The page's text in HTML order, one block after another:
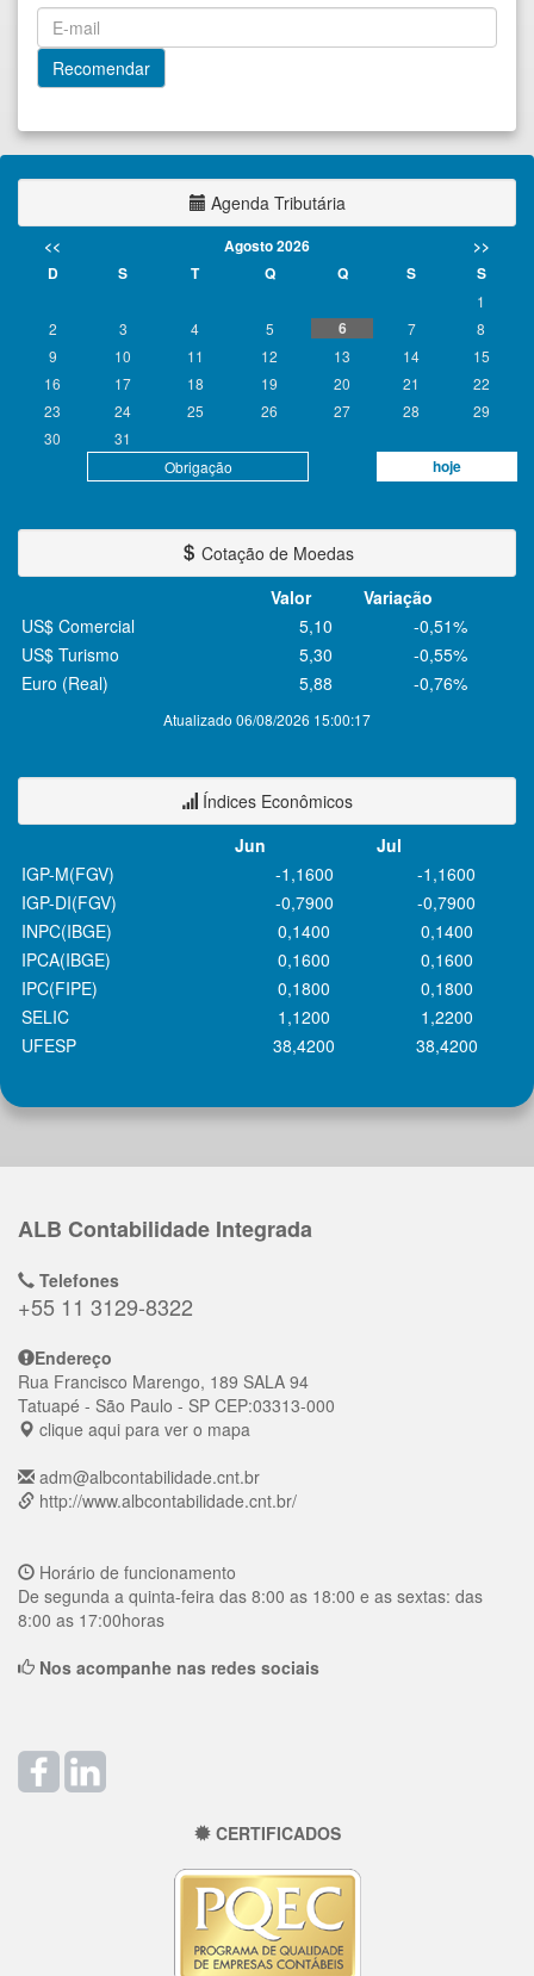
Agenda Tributária
<< Agosto 2026
>>
D
S T Q Q S S
Obrigação hoje
1
2
3 4 5 6 7
8
9
10 11 12 13 14
15
16
17 18 19 20 21
22
23
24 25 26 27 28
29
30
31
Cotação de Moedas
Valor
Variação
Atualizado 06/08/2026 15:00:17
US$ Comercial 5,10
-0,51%
US$ Turismo
5,30
-0,55%
Euro (Real)
5,88 -0,76%
Índices Econômicos
Jun
Jul
IGP-M(FGV)
-1,1600
-1,1600
IGP-DI(FGV)
-0,7900
-0,7900
INPC(IBGE)
0,1400
0,1400
IPCA(IBGE)
0,1600
0,1600
IPC(FIPE)
0,1800
0,1800
SELIC
1,1200
1,2200
UFESP
38,4200 38,4200
ALB Contabilidade Integrada
Telefones
+55 11 3129-8322
Endereço
Rua Francisco Marengo, 189 SALA 94
Tatuapé - São Paulo - SP CEP:03313-000
clique aqui para ver o mapa
adm@albcontabilidade.cnt.br
http://www.albcontabilidade.cnt.br/
Horário de funcionamento
De segunda a quinta-feira das 8:00 as 18:00 e as sextas: das
8:00 as 17:00horas
Nos acompanhe nas redes sociais
CERTIFICADOS